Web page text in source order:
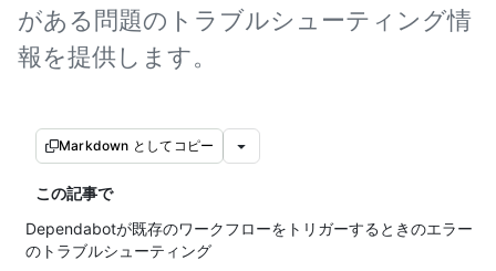
がある問題のトラブルシューティング情
報を提供します。
Markdown としてコピー
この記事で
Dependabotが既存のワークフローをトリガーするときのエラー
のトラブルシューティング